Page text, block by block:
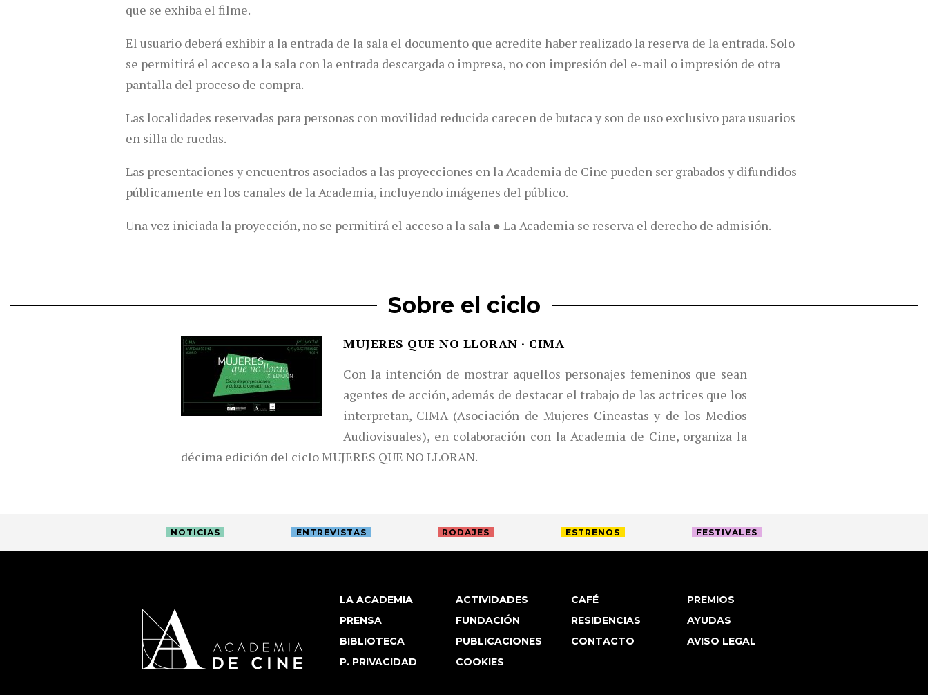
que se exhiba el filme.
El usuario deberá exhibir a la entrada de la sala el documento que acredite haber realizado la reserva de la entrada. Solo
se permitirá el acceso a la sala con la entrada descargada o impresa, no con impresión del e-mail o impresión de otra
pantalla del proceso de compra.
Las localidades reservadas para personas con movilidad reducida carecen de butaca y son de uso exclusivo para usuarios
en silla de ruedas.
Las presentaciones y encuentros asociados a las proyecciones en la Academia de Cine pueden ser grabados y difundidos
públicamente en los canales de la Academia, incluyendo imágenes del público.
Una vez iniciada la proyección, no se permitirá el acceso a la sala ● La Academia se reserva el derecho de admisión.
Sobre el ciclo
MUJERES QUE NO LLORAN · CIMA
Con la intención de mostrar aquellos personajes femeninos que sean
agentes de acción, además de destacar el trabajo de las actrices que los
interpretan, CIMA (Asociación de Mujeres Cineastas y de los Medios
Audiovisuales), en colaboración con la Academia de Cine, organiza la
décima edición del ciclo MUJERES QUE NO LLORAN.
NOTICIAS ENTREVISTAS RODAJES ESTRENOS FESTIVALES
LA ACADEMIA ACTIVIDADES CAFÉ
PREMIOS
PRENSA
FUNDACIÓN RESIDENCIAS
AYUDAS
BIBLIOTECA
PUBLICACIONES CONTACTO
AVISO LEGAL
P. PRIVACIDAD
COOKIES